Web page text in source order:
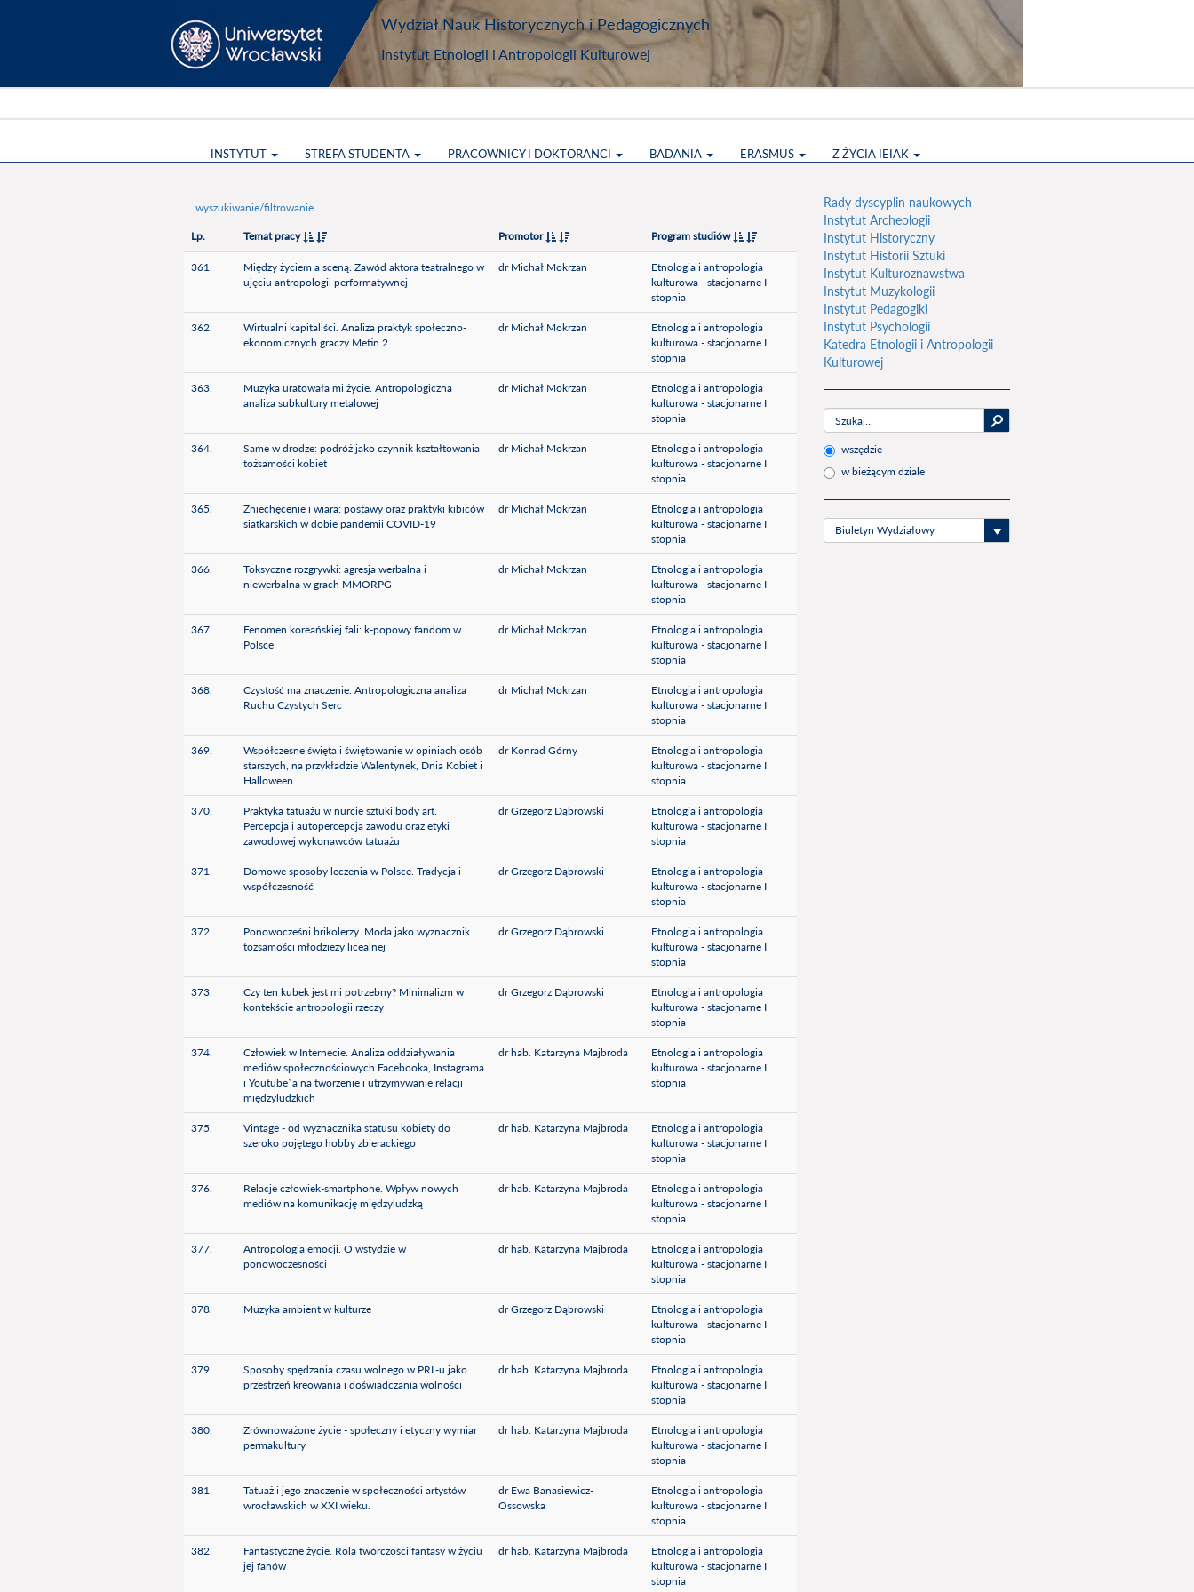
Wydział Nauk Historycznych i Pedagogicznych
Instytut Etnologii i Antropologii Kulturowej
INSTYTUT STREFA STUDENTA PRACOWNICY I DOKTORANCI BADANIA ERASMUS Z ŻYCIA IEIAK
wyszukiwanie/filtrowanie
Lp. Temat pracy Promotor Program studiów
361.
Między życiem a sceną. Zawód aktora teatralnego w
ujęciu antropologii performatywnej
dr Michał Mokrzan
Etnologia i antropologia
kulturowa - stacjonarne I
stopnia
362.
Wirtualni kapitaliści. Analiza praktyk społeczno-
ekonomicznych graczy Metin 2
dr Michał Mokrzan
Etnologia i antropologia
kulturowa - stacjonarne I
stopnia
363.
Muzyka uratowała mi życie. Antropologiczna
analiza subkultury metalowej
dr Michał Mokrzan
Etnologia i antropologia
kulturowa - stacjonarne I
stopnia
364.
Same w drodze: podróż jako czynnik kształtowania
tożsamości kobiet
dr Michał Mokrzan
Etnologia i antropologia
kulturowa - stacjonarne I
stopnia
365.
Zniechęcenie i wiara: postawy oraz praktyki kibiców
siatkarskich w dobie pandemii COVID-19
dr Michał Mokrzan
Etnologia i antropologia
kulturowa - stacjonarne I
stopnia
366.
Toksyczne rozgrywki: agresja werbalna i
niewerbalna w grach MMORPG
dr Michał Mokrzan
Etnologia i antropologia
kulturowa - stacjonarne I
stopnia
367.
Fenomen koreańskiej fali: k-popowy fandom w
Polsce
dr Michał Mokrzan
Etnologia i antropologia
kulturowa - stacjonarne I
stopnia
368.
Czystość ma znaczenie. Antropologiczna analiza
Ruchu Czystych Serc
dr Michał Mokrzan
Etnologia i antropologia
kulturowa - stacjonarne I
stopnia
369.
Współczesne święta i świętowanie w opiniach osób
starszych, na przykładzie Walentynek, Dnia Kobiet i
Halloween
dr Konrad Górny
Etnologia i antropologia
kulturowa - stacjonarne I
stopnia
370.
Praktyka tatuażu w nurcie sztuki body art.
Percepcja i autopercepcja zawodu oraz etyki
zawodowej wykonawców tatuażu
dr Grzegorz Dąbrowski
Etnologia i antropologia
kulturowa - stacjonarne I
stopnia
371.
Domowe sposoby leczenia w Polsce. Tradycja i
współczesność
dr Grzegorz Dąbrowski
Etnologia i antropologia
kulturowa - stacjonarne I
stopnia
372.
Ponowocześni brikolerzy. Moda jako wyznacznik
tożsamości młodzieży licealnej
dr Grzegorz Dąbrowski
Etnologia i antropologia
kulturowa - stacjonarne I
stopnia
373.
Czy ten kubek jest mi potrzebny? Minimalizm w
kontekście antropologii rzeczy
dr Grzegorz Dąbrowski
Etnologia i antropologia
kulturowa - stacjonarne I
stopnia
374.
Człowiek w Internecie. Analiza oddziaływania
mediów społecznościowych Facebooka, Instagrama
i Youtube`a na tworzenie i utrzymywanie relacji
międzyludzkich
dr hab. Katarzyna Majbroda
Etnologia i antropologia
kulturowa - stacjonarne I
stopnia
375.
Vintage - od wyznacznika statusu kobiety do
szeroko pojętego hobby zbierackiego
dr hab. Katarzyna Majbroda
Etnologia i antropologia
kulturowa - stacjonarne I
stopnia
376.
Relacje człowiek-smartphone. Wpływ nowych
mediów na komunikację międzyludzką
dr hab. Katarzyna Majbroda
Etnologia i antropologia
kulturowa - stacjonarne I
stopnia
377.
Antropologia emocji. O wstydzie w
ponowoczesności
dr hab. Katarzyna Majbroda
Etnologia i antropologia
kulturowa - stacjonarne I
stopnia
378. Muzyka ambient w kulturze dr Grzegorz Dąbrowski
Etnologia i antropologia
kulturowa - stacjonarne I
stopnia
379.
Sposoby spędzania czasu wolnego w PRL-u jako
przestrzeń kreowania i doświadczania wolności
dr hab. Katarzyna Majbroda
Etnologia i antropologia
kulturowa - stacjonarne I
stopnia
380.
Zrównoważone życie - społeczny i etyczny wymiar
permakultury
dr hab. Katarzyna Majbroda
Etnologia i antropologia
kulturowa - stacjonarne I
stopnia
381.
Tatuaż i jego znaczenie w społeczności artystów
wrocławskich w XXI wieku.
dr Ewa Banasiewicz-
Ossowska
Etnologia i antropologia
kulturowa - stacjonarne I
stopnia
382.
Fantastyczne życie. Rola twórczości fantasy w życiu
jej fanów
dr hab. Katarzyna Majbroda
Etnologia i antropologia
kulturowa - stacjonarne I
stopnia
Rady dyscyplin naukowych
Instytut Archeologii
Instytut Historyczny
Instytut Historii Sztuki
Instytut Kulturoznawstwa
Instytut Muzykologii
Instytut Pedagogiki
Instytut Psychologii
Katedra Etnologii i Antropologii
Kulturowej
wszędzie
w bieżącym dziale
Biuletyn Wydziałowy